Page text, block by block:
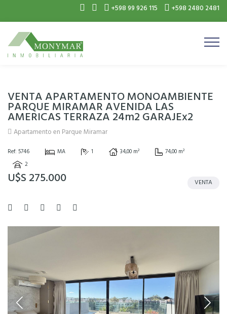
+598 99 926 115 +598 2480 2481
VENTA APARTAMENTO MONOAMBIENTE
PARQUE MIRAMAR AVENIDA LAS
AMERICAS TERRAZA 24m2 GARAJEx2
Apartamento en Parque Miramar
Ref: 5746 MA 1 34,00 m²
74,00 m²
2
U$S 275.000 VENTA